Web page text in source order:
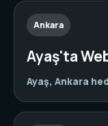
Ankara
Ayaş'ta
Ayaş, Ankara